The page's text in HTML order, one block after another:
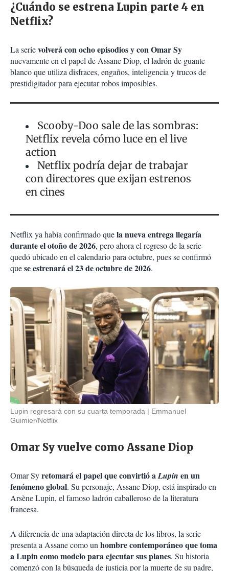
¿Cuándo se estrena Lupin parte 4 en
Netflix?
La serievolverá con ocho episodios y con Omar Sy
nuevamente en el papel de Assane Diop, el ladrón de guante
blanco que utiliza disfraces, engaños, inteligencia y trucos de
prestidigitador para ejecutar robos imposibles.
Scooby-Doo sale de las sombras:
Netflix revela cómo luce en el live
action
Netflix podría dejar de trabajar
con directores que exijan estrenos
en cines
Netflix ya había confirmado quela nueva entrega llegaría
durante el otoño de 2026, pero ahora el regreso de la serie
quedó ubicado en el calendario para octubre, pues se confirmó
quese estrenará el 23 de octubre de 2026.
Lupin regresará con su cuarta temporada
Emmanuel
Guimier/Netflix
Omar Sy vuelve como Assane Diop
Omar Syretomará el papel que convirtió aLupin en un
fenómeno global. Su personaje, Assane Diop, está inspirado en
Arsène Lupin, el famoso ladrón caballeroso de la literatura
francesa.
A diferencia de una adaptación directa de los libros, la serie
presenta a Assane como unhombre contemporáneo que toma
a Lupin como modelo para ejecutar sus planes. Su historia
comenzó con la búsqueda de justicia por la muerte de su padre,